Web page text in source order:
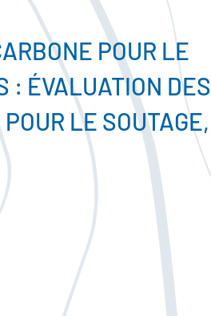
POUR LE
: ÉVALUATION DES
LE SOUTAGE,